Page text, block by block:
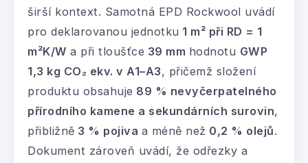
širší kontext. Samotná EPD Rockwool uvádí
pro deklarovanou jednotku 1 m² při RD = 1
m²K/W a při tloušťce 39 mm hodnotu GWP
1,3 kg CO₂ ekv. v A1–A3, přičemž složení
produktu obsahuje 89 % nevyčerpatelného
přírodního kamene a sekundárních surovin,
přibližně 3 % pojiva a méně než 0,2 % olejů.
Dokument zároveň uvádí, že odřezky a